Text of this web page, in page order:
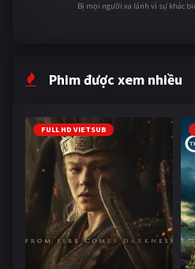
Bị mọi người xa lánh vì sự khác
Phim được xem nhiều
FULL HD VIETSUB